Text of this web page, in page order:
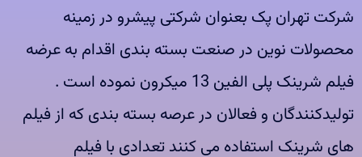
شرکت تهران پک بعنوان شرکتی پیشرو در زمینه
محصولات نوین در صنعت بسته بندی اقدام به عرضه
فیلم شرینک پلی الفین 13 میکرون نموده است .
تولیدکنندگان و فعالان در عرصه بسته بندی که از فیلم
های شرینک استفاده می کنند تعدادی با فیلم